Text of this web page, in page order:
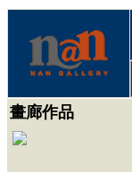
畫廊作品